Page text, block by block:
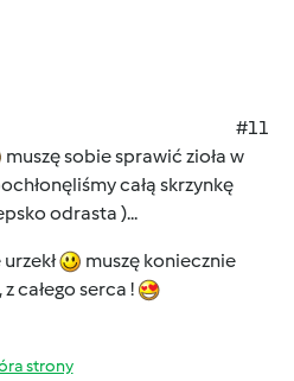
#11
muszę sobie sprawić zioła w
całą skrzynkę
odrasta )...
muszę koniecznie
całego serca !
strony